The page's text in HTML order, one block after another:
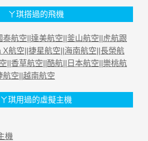
ㄚ琪搭過的飛機
泰航空 達美航空 釜山航空
虎航跟
X航空 捷星航空 海南航空 長榮航
香草航空 酷航 日本航空 樂桃航
航空 越南航空
ㄚ琪用過的虛擬主機
機